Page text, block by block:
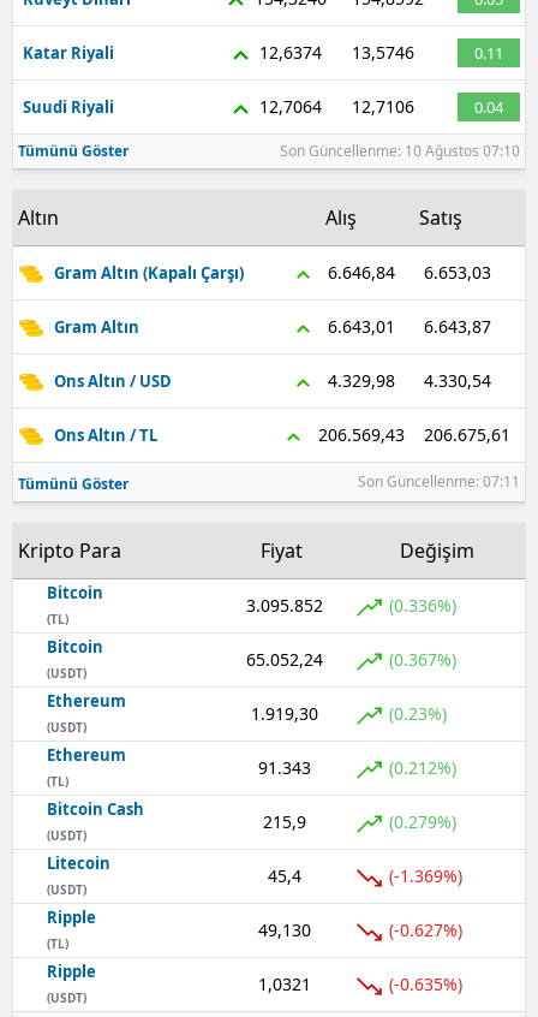
Katar Riyali 12,6374 13,5746 0.11
Suudi Riyali 12,7064 12,7106 0.04
Tümünü Göster Son Güncellenme: 10 Ağustos 07:10
Altın Alış Satış
Gram Altın (Kapalı Çarşı) 6.646,84 6.653,03
Gram Altın 6.643,01 6.643,87
Ons Altın / USD 4.329,98 4.330,54
Ons Altın / TL 206.569,43 206.675,61
Tümünü Göster Son Güncellenme: 07:11
Kripto Para Fiyat Değişim
Bitcoin
(TL)
3.095.852 (0.336%)
Bitcoin
(USDT)
65.052,24 (0.367%)
Ethereum
(USDT)
1.919,30 (0.23%)
Ethereum
(TL)
91.343 (0.212%)
Bitcoin Cash
(USDT)
215,9 (0.279%)
Litecoin
(USDT)
45,4 (-1.369%)
Ripple
(TL)
49,130 (-0.627%)
Ripple
(USDT)
1,0321 (-0.635%)